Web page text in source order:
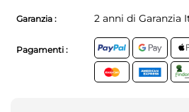
Garanzia : 2 anni di Garanzia
Pagamenti :